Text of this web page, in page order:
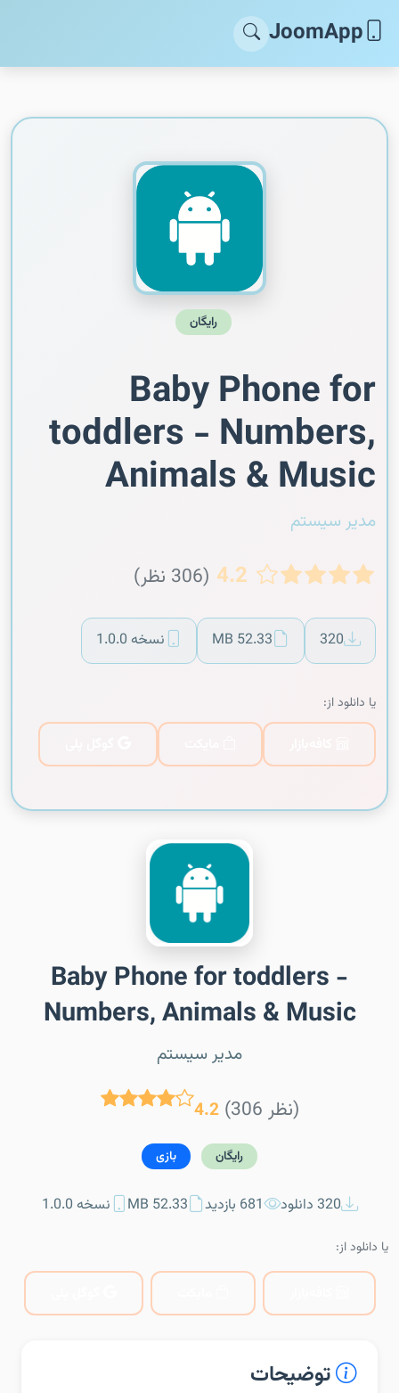
JoomApp
رایگان
Baby Phone for
toddlers - Numbers,
Animals & Music
مدیر سیستم
4.2 (306 نظر)
320
52.33 MB نسخه 1.0.0
یا دانلود از:
Baby Phone for toddlers -
Numbers, Animals & Music
مدیر سیستم
4.2 (306 نظر)
رایگان بازی
320 دانلود 681 بازدید 52.33 MB نسخه 1.0.0
یا دانلود از:
توضیحات